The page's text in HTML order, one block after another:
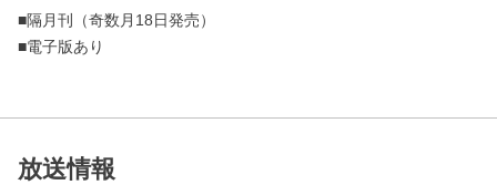
■隔月刊（奇数月18日発売）
■電子版あり
放送情報